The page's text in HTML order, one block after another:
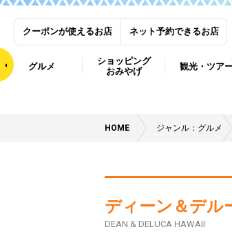
クーポンが使えるお店 ネット予約できるお店
グルメ
ショッピング
おみやげ
観光・ツア
HOME ジャンル：グルメ
ディーン＆デル
DEAN & DELUCA HAWAII